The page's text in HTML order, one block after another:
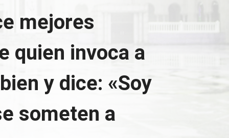
mejores
quien invoca a
y dice: «Soy
someten a